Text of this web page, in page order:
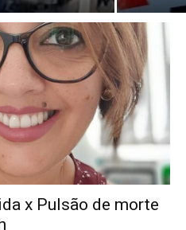
x Pulsão de morte